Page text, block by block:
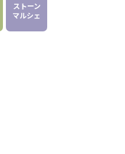
ストーン
マルシェ